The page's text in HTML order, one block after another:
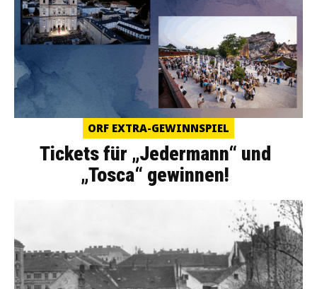
ORF EXTRA-GEWINNSPIEL
Tickets für „Jedermann“ und
„Tosca“ gewinnen!